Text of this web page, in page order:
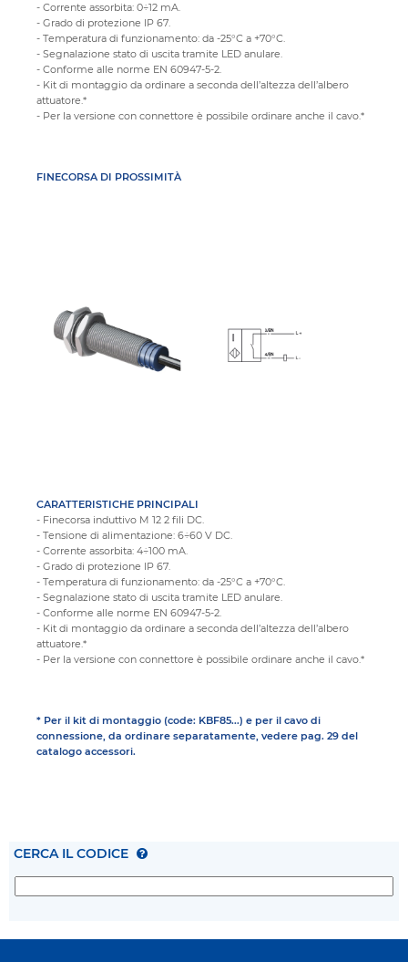
- Corrente assorbita: 0÷12 mA.
- Grado di protezione IP 67.
- Temperatura di funzionamento: da -25°C a +70°C.
- Segnalazione stato di uscita tramite LED anulare.
- Conforme alle norme EN 60947-5-2.
- Kit di montaggio da ordinare a seconda dell’altezza dell’albero
attuatore.*
- Per la versione con connettore è possibile ordinare anche il cavo.*
FINECORSA DI PROSSIMITÀ
CARATTERISTICHE PRINCIPALI
- Finecorsa induttivo M 12 2 fili DC.
- Tensione di alimentazione: 6÷60 V DC.
- Corrente assorbita: 4÷100 mA.
- Grado di protezione IP 67.
- Temperatura di funzionamento: da -25°C a +70°C.
- Segnalazione stato di uscita tramite LED anulare.
- Conforme alle norme EN 60947-5-2.
- Kit di montaggio da ordinare a seconda dell’altezza dell’albero
attuatore.*
- Per la versione con connettore è possibile ordinare anche il cavo.*
* Per il kit di montaggio (code: KBF85...) e per il cavo di
connessione, da ordinare separatamente, vedere pag. 29 del
catalogo accessori.
CERCA IL CODICE